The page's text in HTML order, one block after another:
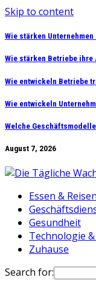
Skip to content
Wie stärken
Wie stärken Betriebe ihre
Wie entwickeln Betriebe
Wie entwickeln
Welche
August 7, 2026
Essen & Reisen
Gesundheit
Technologie &
Zuhause
Search for: